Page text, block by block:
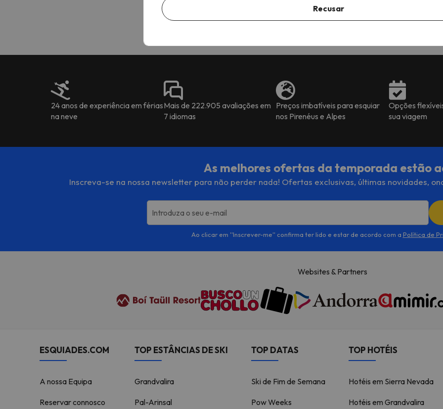
Voucheaurs que tinha
gerindo os serviços pedidos.
24 anos de experiência em férias
na neve
Mais de 222.905 avaliações em
7 idiomas
Preços imbatíveis para esquiar
nos Pirenéus e Alpes
Opções
sua viagem
As melhores ofertas da temporada estão
Inscreva-se na nossa newsletter para não perder nada! Ofertas exclusivas, últimas novidades,
Introduza o seu e-mail
Ao clicar em ''Inscrever-me'' confirma ter lido e estar de acordo com a Política de
Websites & Partners
ESQUIADES.COM
A nossa Equipa
Reservar connosco
TOP ESTÂNCIAS DE SKI
Grandvalira
Pal-Arinsal
TOP DATAS
Ski de Fim de Semana
Pow Weeks
TOP HOTÉIS
Hotéis em Sierra Nevada
Hotéis em Grandvalira
Recusar